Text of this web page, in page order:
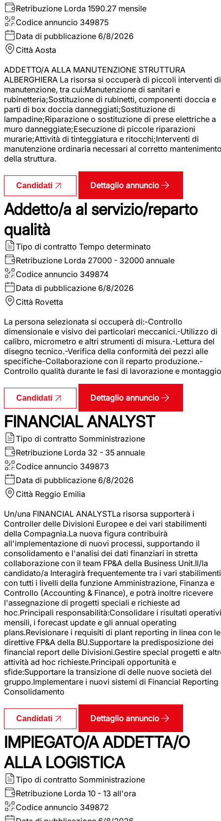
Retribuzione Lorda 1590.27 mensile
Codice annuncio 349875
Data di pubblicazione 6/8/2026
Città Aosta
ADDETTO/A ALLA MANUTENZIONE STRUTTURA
ALBERGHIERA La risorsa si occuperà di piccoli interventi di
manutenzione, tra cui:Manutenzione di sanitari e
rubinetteria;Sostituzione di rubinetti, componenti doccia e
parti di box doccia danneggiati;Sostituzione di
lampadine;Riparazione o sostituzione di prese elettriche a
muro danneggiate;Esecuzione di piccole riparazioni
murarie;Attività di tinteggiatura e ritocchi;Interventi di
manutenzione ordinaria necessari al corretto
della struttura.
Candidati Dettaglio annuncio
Addetto/a al servizio/reparto
qualità
Tipo di contratto Tempo determinato
Retribuzione Lorda 27000 - 32000 annuale
Codice annuncio 349874
Data di pubblicazione 6/8/2026
Città Rovetta
La persona selezionata si occuperà di:-Controllo
dimensionale e visivo dei particolari meccanici.-Utilizzo di
calibro, micrometro e altri strumenti di misura.-Lettura del
disegno tecnico.-Verifica della conformità dei pezzi alle
specifiche-Collaborazione con il reparto produzione.-
Controllo qualità durante le fasi di lavorazione e
Candidati Dettaglio annuncio
FINANCIAL ANALYST
Tipo di contratto Somministrazione
Retribuzione Lorda 32 - 35 annuale
Codice annuncio 349873
Data di pubblicazione 6/8/2026
Città Reggio Emilia
Un/una FINANCIAL ANALYSTLa risorsa supporterà i
Controller delle Divisioni Europee e dei vari stabilimenti
della Compagnia.La nuova figura contribuirà
all'implementazione di nuovi processi, supportando il
consolidamento e l'analisi dei dati finanziari in stretta
collaborazione con il team FP&A della Business Unit.Il/la
candidato/a Interagirà frequentemente tra i vari stabilimenti
con tutti i livelli della funzione Amministrazione, Finanza e
Controllo (Accounting & Finance), e potrà inoltre ricevere
l'assegnazione di progetti speciali e richieste ad
hoc.Principali responsabilità:Consolidare i risultati operativi
mensili, i forecast update e gli annual operating
plans.Revisionare i requisiti di plant reporting in linea con le
direttive FP&A della BU.Supportare la predisposizione dei
financial report delle Divisioni.Gestire special progetti e
attività ad hoc richieste.Principali opportunità e
sfide:Supportare la transizione di delle nuove società del
gruppo.Implementare i nuovi sistemi di Financial Reporting
Consolidamento
Candidati Dettaglio annuncio
IMPIEGATO/A ADDETTA/O
ALLA LOGISTICA
Tipo di contratto Somministrazione
Retribuzione Lorda 10 - 13 all'ora
Codice annuncio 349872